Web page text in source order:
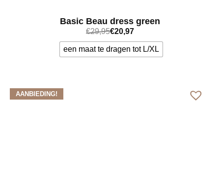
Basic Beau dress green
€29,95€20,97
een maat te dragen tot L/XL
AANBIEDING!